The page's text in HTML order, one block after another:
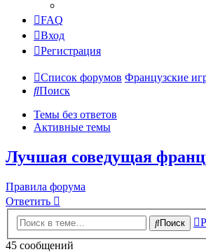
FAQ
Вход
Регистрация
Список форумов Французские
Поиск
Темы без ответов
Активные темы
Лучшая соведущая
Правила форума
Ответить
Поиск
45 сообщений